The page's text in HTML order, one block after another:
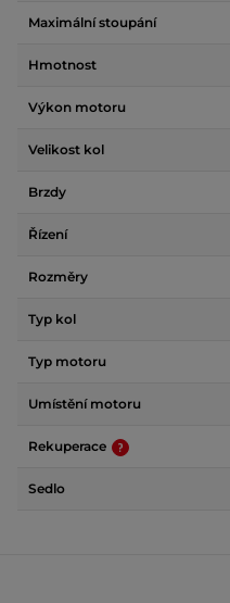
Maximální stoupání
Hmotnost
Výkon motoru
Velikost kol
Brzdy
Řízení
Rozměry
Typ kol
Typ motoru
Umístění motoru
Rekuperace
Sedlo